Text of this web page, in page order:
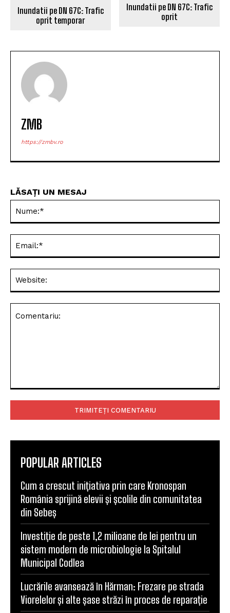
Inundatii pe DN 67C: Trafic
oprit temporar
Inundatii pe DN 67C: Trafic
oprit
ZMB
https://zmbv.ro
LĂSAȚI UN MESAJ
POPULAR ARTICLES
Cum a crescut inițiativa prin care Kronospan
România sprijină elevii și școlile din comunitatea
din Sebeș
Investiție de peste 1,2 milioane de lei pentru un
sistem modern de microbiologie la Spitalul
Municipal Codlea
Lucrările avansează în Hărman: Frezare pe strada
Viorelelor și alte șase străzi în proces de reparație